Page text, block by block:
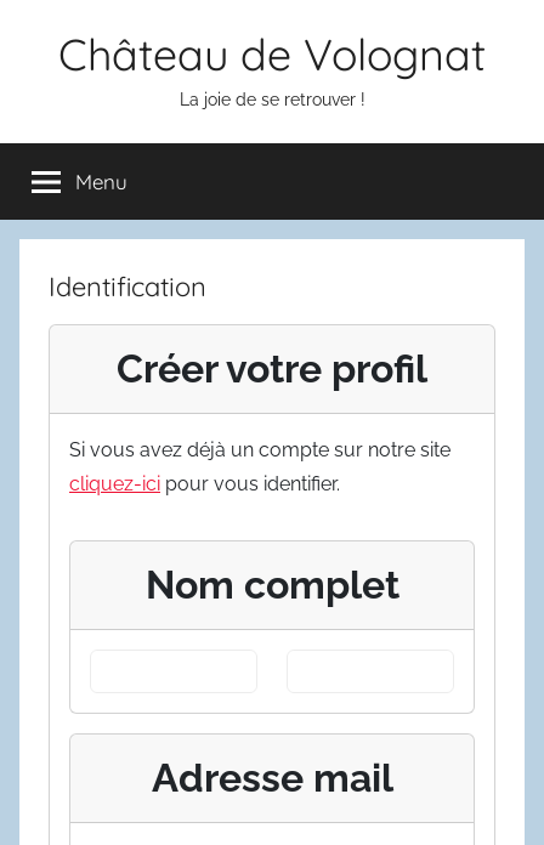
Château de Volognat
La joie de se retrouver !
Menu
Identification
Créer votre profil
Si vous avez déjà un compte sur notre site
cliquez-ici pour vous identifier.
Nom complet
Adresse mail